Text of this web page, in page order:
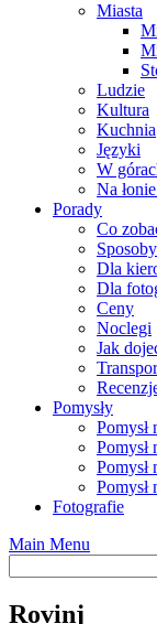
Miasta
Ludzie
Kultura
Kuchnia
Języki
W
Na
Porady
Co
Dla
Dla
Ceny
Noclegi
Jak
Pomysły
Pomysł
Pomysł
Pomysł
Pomysł
Fotografie
Main Menu
Rovinj